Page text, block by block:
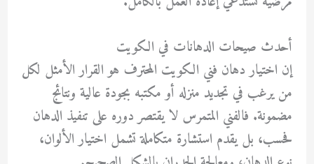
أحدث صيحات الدهانات في الكويت
إن اختياردهان فني الكويت المحترف هو القرار الأمثل لكل
من يرغب في تجديد منزله أو مكتبه بجودة عالية ونتائج
مضمونة. فالفني المتمرس لا يقتصر دوره على تنفيذ الدهان
فحسب، بل يقدم استشارة متكاملة تشمل اختيار الألوان،